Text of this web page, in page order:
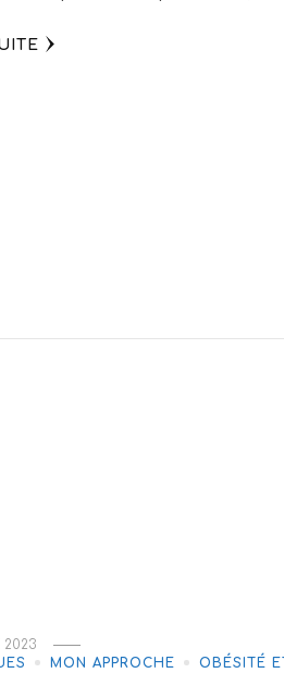
2023
MON APPROCHE OBÉSITÉ